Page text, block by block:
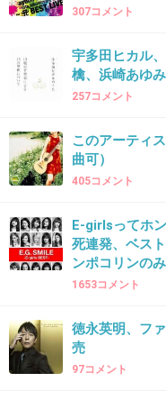
世代にも人気の証で
DESTINYが好き。
好きだった人を思
37. 匿名 2018/10/17(水) 11:40:51
ババアとか言う人って
307コメント
宇多田ヒカル
檎、浜崎あゆ
257コメント
このアーティ
曲可）
405コメント
E-girlsってホ
死連発、ベス
ンポコリンのみ
1653コメント
徳永英明、フ
売
97コメント